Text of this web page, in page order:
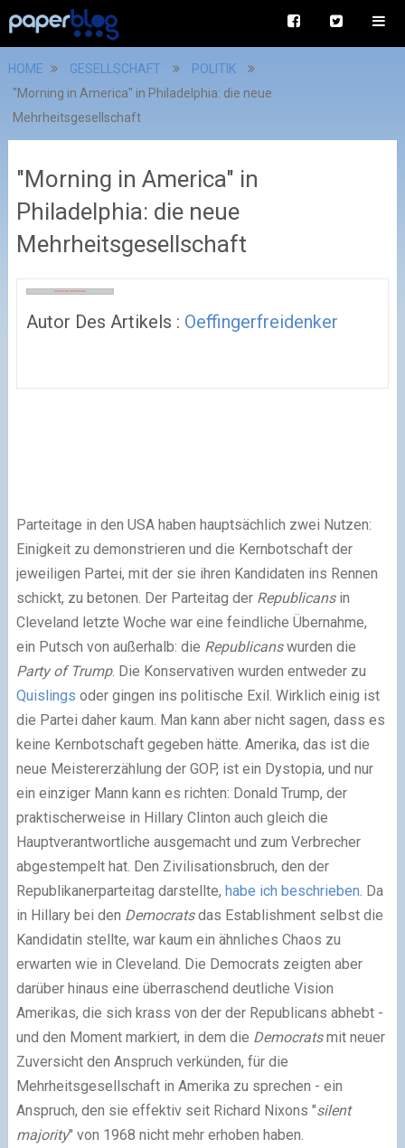
HOME GESELLSCHAFT
POLITIK
"Morning in America" in Philadelphia: die neue
Mehrheitsgesellschaft
"Morning in America" in
Philadelphia: die neue
Mehrheitsgesellschaft
Autor Des Artikels : Oeffingerfreidenker
Parteitage in den USA haben hauptsächlich zwei Nutzen:
Einigkeit zu demonstrieren und die Kernbotschaft der
jeweiligen Partei, mit der sie ihren Kandidaten ins Rennen
schickt, zu betonen. Der Parteitag der Republicansin
Cleveland letzte Woche war eine feindliche Übernahme,
ein Putsch von außerhalb: die Republicanswurden die
Party of Trump. Die Konservativen wurden entweder zu
Quislings oder gingen ins politische Exil. Wirklich einig ist
die Partei daher kaum. Man kann aber nicht sagen, dass es
keine Kernbotschaft gegeben hätte. Amerika, das ist die
neue Meistererzählung der GOP, ist ein Dystopia, und nur
ein einziger Mann kann es richten: Donald Trump, der
praktischerweise in Hillary Clinton auch gleich die
Hauptverantwortliche ausgemacht und zum Verbrecher
abgestempelt hat. Den Zivilisationsbruch, den der
Republikanerparteitag darstellte, habe ich beschrieben. Da
in Hillary bei den Democratsdas Establishment selbst die
Kandidatin stellte, war kaum ein ähnliches Chaos zu
erwarten wie in Cleveland. Die Democrats zeigten aber
darüber hinaus eine überraschend deutliche Vision
Amerikas, die sich krass von der der Republicans abhebt -
und den Moment markiert, in dem die Democratsmit neuer
Zuversicht den Anspruch verkünden, für die
Mehrheitsgesellschaft in Amerika zu sprechen - ein
Anspruch, den sie effektiv seit Richard Nixons "silent
majority" von 1968 nicht mehr erhoben haben.